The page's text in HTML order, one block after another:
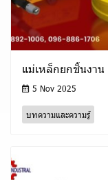
แม่เหล็กยกชิ้นงาน
5 Nov 2025
บทความและความรู้